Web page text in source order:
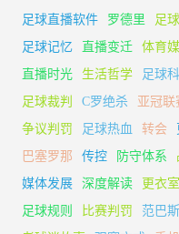
足球直播软件
罗德里 足
足球记忆
直播变迁 体育
直播时光
生活哲学 足球
足球裁判
C罗绝杀 亚冠联
争议判罚
足球热血 转会
巴塞罗那
传控 防守体系
媒体发展
深度解读 更衣
足球规则
比赛判罚 范巴